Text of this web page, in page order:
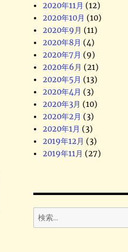
2020年11月 (12)
2020年10月 (10)
2020年9月 (11)
2020年8月 (4)
2020年7月 (9)
2020年6月 (21)
2020年5月 (13)
2020年4月 (3)
2020年3月 (10)
2020年2月 (3)
2020年1月 (3)
2019年12月 (3)
2019年11月 (27)
検
索